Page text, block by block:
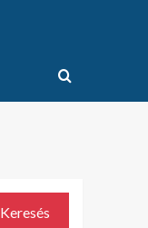
Keresés